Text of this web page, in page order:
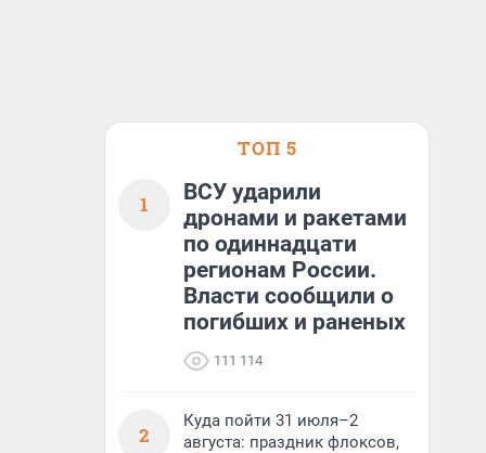
ТОП 5
1
ВСУ ударили
дронами и ракетами
по одиннадцати
регионам России.
Власти сообщили о
погибших и раненых
111 114
2
Куда пойти 31 июля–2
августа: праздник флоксов,